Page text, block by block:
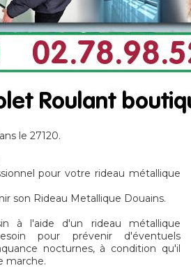
le 27120.
pour votre rideau métallique
son Rideau Metallique Douains.
à l'aide d'un rideau métallique
pour prévenir d'éventuels
nocturnes, à condition qu'il
marche.